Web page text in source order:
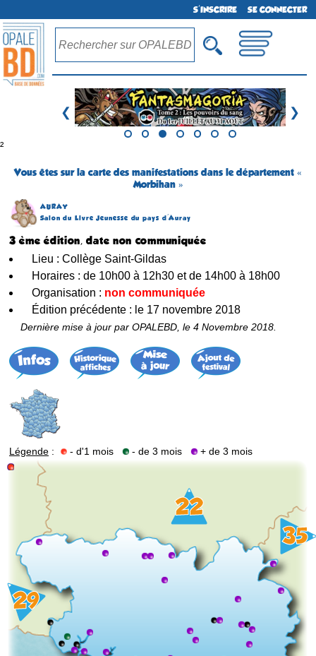
S'INSCRIRE SE CONNECTER
❮ ❯
²
Vous êtes sur la carte des manifestations dans le département «
Morbihan »
AURAY
Salon du Livre Jeunesse du pays d'Auray
3 ème édition, date non communiquée
Lieu : Collège Saint-Gildas
Horaires : de 10h00 à 12h30 et de 14h00 à 18h00
Organisation : non communiquée
Édition précédente : le 17 novembre 2018
Dernière mise à jour par OPALEBD, le 4 Novembre 2018.
Légende : - d'1 mois - de 3 mois + de 3 mois